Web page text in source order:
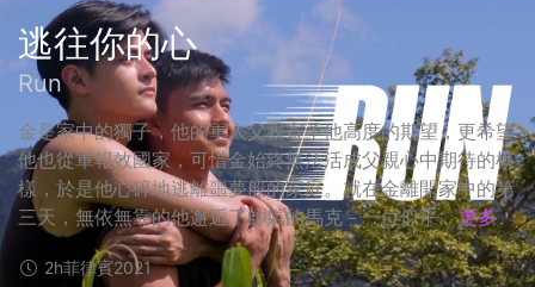
逃往你的心
Run
金是家中的獨子，他的軍人父親寄予他高度的期望，更希望
他也從軍報效國家，可惜金始終無法活成父親心中期待的模
樣，於是他心碎地逃離噩夢般的家庭。就在金離開家中的第
三天，無依無靠的他邂逅了帥氣的馬克－一位似乎... 更多
2h菲律賓2021